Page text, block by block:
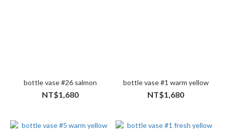
bottle vase #26 salmon
NT$1,680
bottle vase #1 warm yellow
NT$1,680